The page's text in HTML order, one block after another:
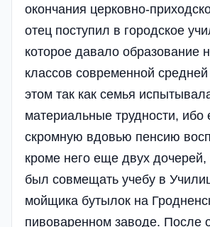
окончания церковно-
отец поступил в городское
которое давало образование
классов современной
этом так как семья
материальные трудности, ибо
скромную вдовью пенсию
кроме него еще двух
был совмещать учебу в
мойщика бутылок на
пивоваренном заводе. После